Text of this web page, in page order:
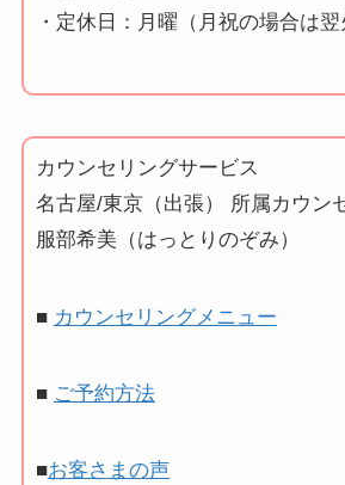
・定休日：月曜（月祝の場合は
カウンセリングサービス
名古屋/東京（出張） 所属カウン
服部希美（はっとりのぞみ）
■ カウンセリングメニュー
■ ご予約方法
■お客さまの声